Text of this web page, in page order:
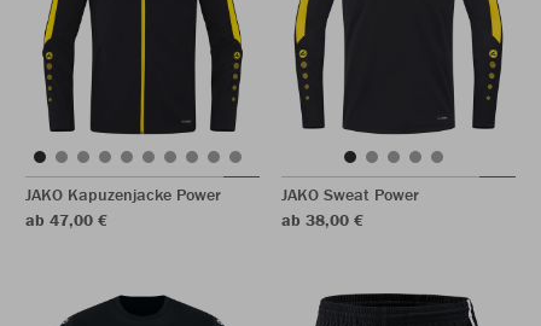
JAKO Kapuzenjacke Power
ab 47,00 €
JAKO Sweat Power
ab 38,00 €